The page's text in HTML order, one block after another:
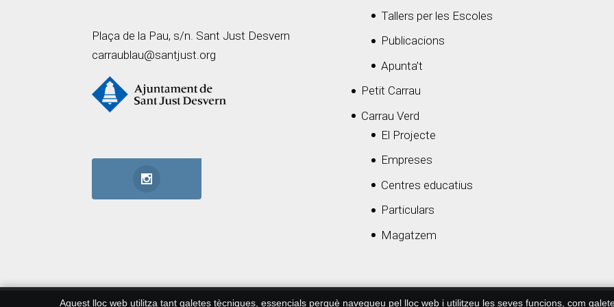
Plaça de la Pau, s/n. Sant Just Desvern
carraublau@santjust.org
Tallers per les Escoles
Publicacions
Apunta’t
Petit Carrau
Carrau Verd
El Projecte
Empreses
Centres educatius
Particulars
Magatzem
Aquest lloc web utilitza tant galetes tècniques, essencials perquè navegueu pel lloc web i utilitzeu les seves funcions, com